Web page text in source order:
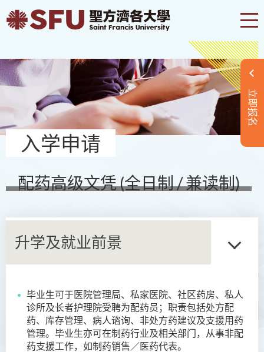
立即报名
入学申请
配药高级文凭 (全日制 / 兼读制)
升学及就业前景
毕业生可于医院管理局、私家医院、社区药房、私人
诊所及长者护理院受聘为配药员；职责包括处方配
药、库存管理、病人谘询、非处方药建议及支援用药
管理。毕业生亦可在制药行业及相关部门，从事非配
药支援工作，如制药销售／医药代表。
商务学副学士
人工智能及资讯通讯科技高
级文凭 (全日制/兼读制)